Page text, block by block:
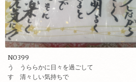
NO399
う うららかに日々を過ごして
す 清々しい気持ちで